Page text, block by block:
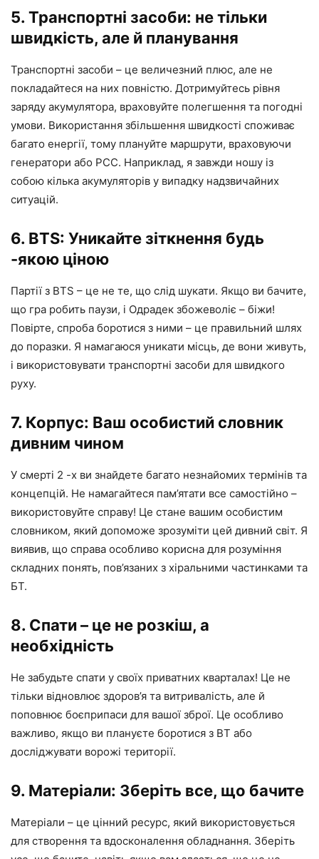
5. Транспортні засоби: не тільки
швидкість, але й планування
Транспортні засоби – це величезний плюс, але не
покладайтеся на них повністю. Дотримуйтесь рівня
заряду акумулятора, враховуйте полегшення та погодні
умови. Використання збільшення швидкості споживає
багато енергії, тому плануйте маршрути, враховуючи
генератори або PCC. Наприклад, я завжди ношу із
собою кілька акумуляторів у випадку надзвичайних
ситуацій.
6. BTS: Уникайте зіткнення будь
-якою ціною
Партії з BTS – це не те, що слід шукати. Якщо ви бачите,
що гра робить паузи, і Одрадек збожеволіє – біжи!
Повірте, спроба боротися з ними – це правильний шлях
до поразки. Я намагаюся уникати місць, де вони живуть,
і використовувати транспортні засоби для швидкого
руху.
7. Корпус: Ваш особистий словник
дивним чином
У смерті 2 -х ви знайдете багато незнайомих термінів та
концепцій. Не намагайтеся пам’ятати все самостійно –
використовуйте справу! Це стане вашим особистим
словником, який допоможе зрозуміти цей дивний світ. Я
виявив, що справа особливо корисна для розуміння
складних понять, пов’язаних з хіральними частинками та
БТ.
8. Спати – це не розкіш, а
необхідність
Не забудьте спати у своїх приватних кварталах! Це не
тільки відновлює здоров’я та витривалість, але й
поповнює боєприпаси для вашої зброї. Це особливо
важливо, якщо ви плануєте боротися з BT або
досліджувати ворожі території.
9. Матеріали: Зберіть все, що бачите
Матеріали – це цінний ресурс, який використовується
для створення та вдосконалення обладнання. Зберіть